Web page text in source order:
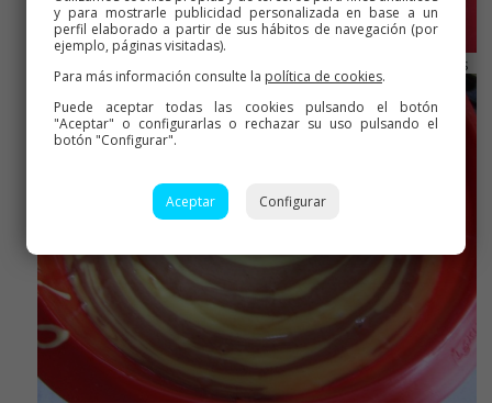
alternamos los colores
y para mostrarle publicidad personalizada en base a un
perfil elaborado a partir de sus hábitos de navegación (por
ejemplo, páginas visitadas).
Para más información consulte la política de cookies.
Puede aceptar todas las cookies pulsando el botón
"Aceptar" o configurarlas o rechazar su uso pulsando el
botón "Configurar".
Aceptar Configurar